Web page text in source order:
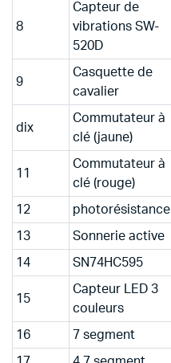
8
Capteur de
vibrations SW-
520D
9
Casquette de
cavalier
dix
Commutateur à
clé (jaune)
11
Commutateur à
clé (rouge)
12 photorésistance
13 Sonnerie active
14 SN74HC595
15
Capteur LED 3
couleurs
16 7 segment